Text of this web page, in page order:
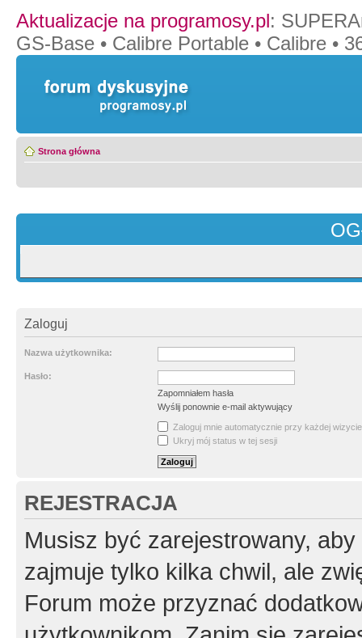
Aktualizacje na programosy.pl:
GS-Base • Calibre Portable • Calibre •
Strona główna
Zaloguj
Nazwa użytkownika:
Hasło:
Zapomniałem hasła
Wyślij ponownie e-mail aktywujący
Zaloguj mnie automatycznie przy każdej wizycie
Ukryj mój status w tej sesji
REJESTRACJA
Musisz być zarejestrowany,
zajmuje tylko kilka chwil, ale
Forum może przyznać